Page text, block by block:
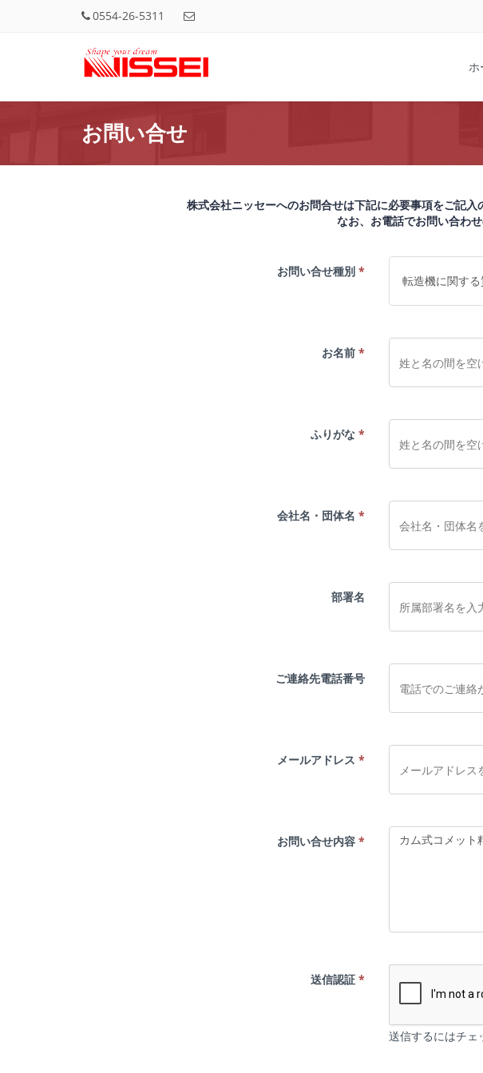
0554-26-5311
ホ
お問い合せ
株式会社ニッセーへのお問合せは下記に必要事項をご記入
なお、お電話でお問い合わせ
お問い合せ種別 *
お名前 *
ふりがな *
会社名・団体名 *
部署名
ご連絡先電話番号
メールアドレス *
お問い合せ内容 *
送信認証 *
送信するにはチェ